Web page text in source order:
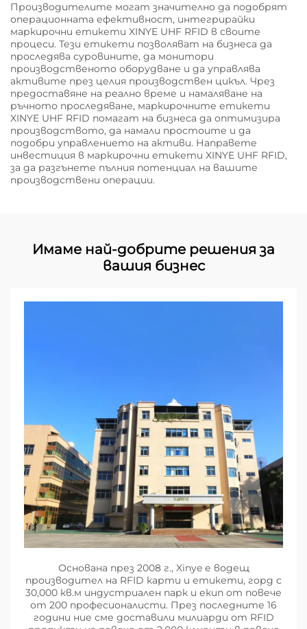
Производителите могат значително да подобрят
операционната ефективност, интегрирайки
маркирочни етикети XINYE UHF RFID в своите
процеси. Тези етикети позволяват на бизнеса да
проследява суровините, да монитори
производственото оборудване и да управлява
активите през целия производствен цикъл. Чрез
предоставяне на реално време и намаляване на
ръчното проследяване, маркирочните етикети
XINYE UHF RFID помагат на бизнеса да оптимизира
производството, да намали простоите и да
подобри управлението на активи. Направете
инвестиция в маркирочни етикети XINYE UHF RFID,
за да разгънете пълния потенциал на вашите
производствени операции.
Имаме най-добрите решения за
вашия бизнес
Основана през 2008 г., Xinye е водещ
производител на RFID карти и етикети, горд с
30,000 кв.м индустриален парк и екип от повече
от 200 професионалисти. През последните 16
години ние сме доставили милиарди от RFID